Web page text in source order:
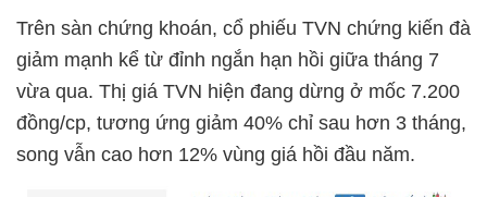
Trên sàn chứng khoán, cổ phiếu TVN chứng kiến đà
giảm mạnh kể từ đỉnh ngắn hạn hồi giữa tháng 7
vừa qua. Thị giá TVN hiện đang dừng ở mốc 7.200
đồng/cp, tương ứng giảm 40% chỉ sau hơn 3 tháng,
song vẫn cao hơn 12% vùng giá hồi đầu năm.